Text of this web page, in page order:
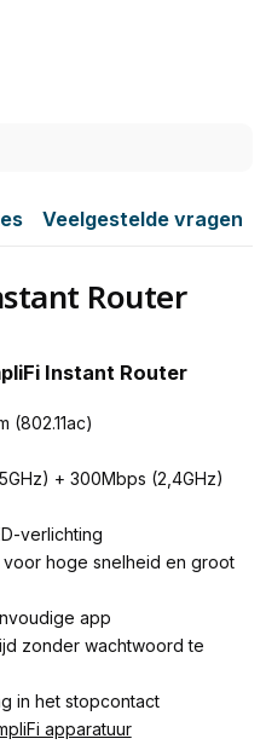
Veelgestelde vragen
Router
Instant Router
(802.11ac)
+ 300Mbps (2,4GHz)
verlichting
hoge snelheid en groot
app
zonder wachtwoord te
in het stopcontact
apparatuur